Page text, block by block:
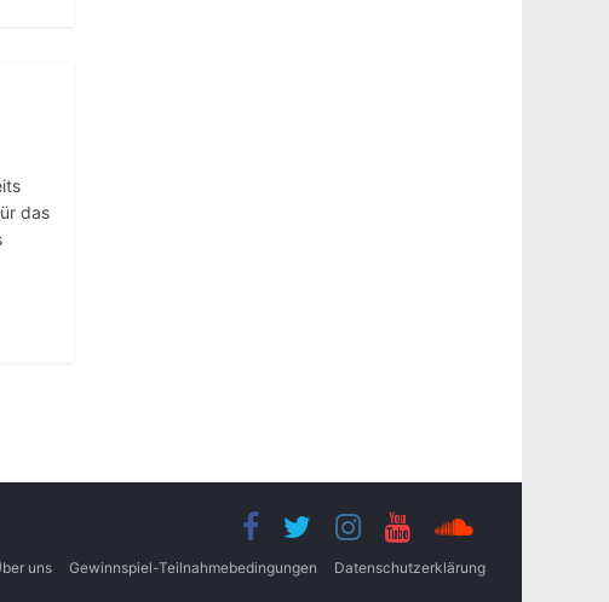
das
uns Gewinnspiel-Teilnahmebedingungen Datenschutzerklärung